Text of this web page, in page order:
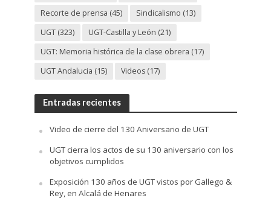
Recorte de prensa (45) Sindicalismo (13)
UGT(323) UGT-Castilla y León (21)
UGT: Memoria histórica de la clase obrera (17)
UGT Andalucia (15) Videos(17)
Entradas recientes
Video de cierre del 130 Aniversario de UGT
UGT cierra los actos de su 130 aniversario con los
objetivos cumplidos
Exposición 130 años de UGT vistos por Gallego &
Rey, en Alcalá de Henares